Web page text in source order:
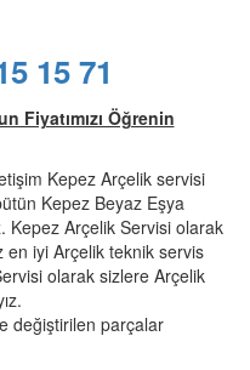
15 71
Fiyatımızı Öğrenin
Kepez Arçelik servisi
Kepez Beyaz Eşya
Kepez Arçelik Servisi olarak
en iyi Arçelik teknik servis
olarak sizlere Arçelik
değiştirilen parçalar